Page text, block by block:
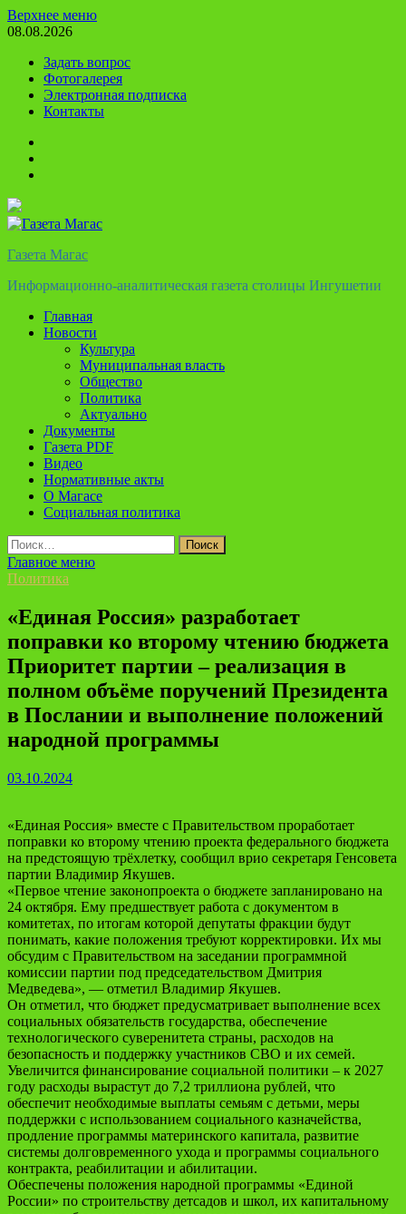
Перейти
к
Верхнее меню
08.08.2026
Задать вопрос
Фотогалерея
Электронная подписка
Контакты
Газета Магас
Информационно-аналитическая газета столицы Ингушетии
Главная
Новости
Культура
Муниципальная власть
Общество
Политика
Актуально
Документы
Газета PDF
Видео
Нормативные акты
О Магасе
Социальная политика
Найти:
Главное меню
Политика
«Единая Россия» разработает
поправки ко второму чтению бюджета
Приоритет партии – реализация в
полном объёме поручений Президента
в Послании и выполнение положений
народной программы
03.10.2024
«Единая Россия» вместе с Правительством проработает
поправки ко второму чтению проекта федерального бюджета
на предстоящую трёхлетку, сообщил врио секретаря Генсовета
партии Владимир Якушев.
«Первое чтение законопроекта о бюджете запланировано на
24 октября. Ему предшествует работа с документом в
комитетах, по итогам которой депутаты фракции будут
понимать, какие положения требуют корректировки. Их мы
обсудим с Правительством на заседании программной
комиссии партии под председательством Дмитрия
Медведева», — отметил Владимир Якушев.
Он отметил, что бюджет предусматривает выполнение всех
социальных обязательств государства, обеспечение
технологического суверенитета страны, расходов на
безопасность и поддержку участников СВО и их семей.
Увеличится финансирование социальной политики – к 2027
году расходы вырастут до 7,2 триллиона рублей, что
обеспечит необходимые выплаты семьям с детьми, меры
поддержки с использованием социального казначейства,
продление программы материнского капитала, развитие
системы долговременного ухода и программы социального
контракта, реабилитации и абилитации.
Обеспечены положения народной программы «Единой
России» по строительству детсадов и школ, их капитальному